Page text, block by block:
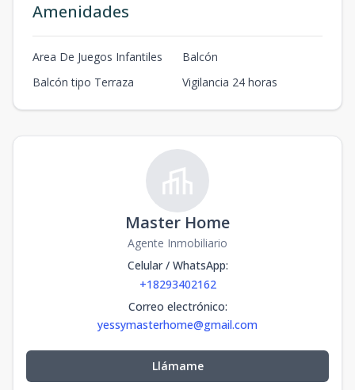
2 21
70.2
41.16
Tipo A
32189m2-m2
Amenidades
Area De Juegos Infantiles
Balcón
Balcón tipo Terraza
Vigilancia 24 horas
Master Home
Agente Inmobiliario
Celular / WhatsApp:
+18293402162
Correo electrónico:
yessymasterhome@gmail.com
Llámame